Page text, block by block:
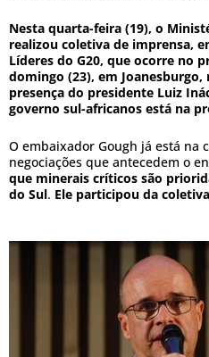
Nesta quarta-feira (19), o
realizou coletiva de imprensa,
Líderes do G20, que ocorre no
domingo (23), em Joanesburgo,
presença do presidente Luiz
governo sul-africanos está na
O embaixador Gough já está na
negociações que antecedem o
que minerais críticos são
do Sul. Ele participou da